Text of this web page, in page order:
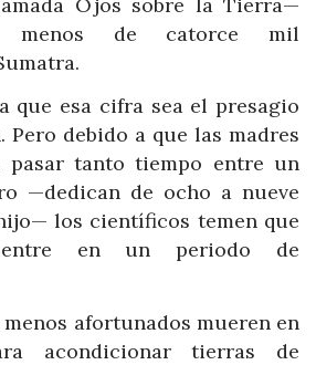
menos de catorce mil
que esa cifra sea el presagio
Pero debido a que las madres
pasar tanto tiempo entre un
—dedican de ocho a nueve
los científicos temen que
en un periodo de
afortunados mueren en
acondicionar tierras de